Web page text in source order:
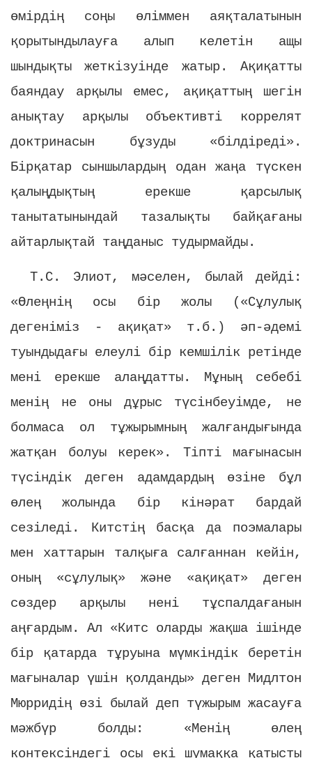
өмірдің соңы өліммен аяқталатынын
қорытындылауға алып келетін ащы
шындықты жеткізуінде жатыр. Ақиқатты
баяндау арқылы емес, ақиқаттың шегін
анықтау арқылы объективті коррелят
доктринасын бұзуды «білдіреді».
Бірқатар сыншылардың одан жаңа түскен
қалыңдықтың ерекше қарсылық
танытатынындай тазалықты байқағаны
айтарлықтай таңданыс тудырмайды.
Т.С. Элиот, мәселен, былай дейді:
«Өлеңнің осы бір жолы («Сұлулық
дегеніміз - ақиқат» т.б.) әп-әдемі
туындыдағы елеулі бір кемшілік ретінде
мені ерекше алаңдатты. Мұның себебі
менің не оны дұрыс түсінбеуімде, не
болмаса ол тұжырымның жалғандығында
жатқан болуы керек». Тіпті мағынасын
түсіндік деген адамдардың өзіне бұл
өлең жолында бір кінәрат бардай
сезіледі. Китстің басқа да поэмалары
мен хаттарын талқыға салғаннан кейін,
оның «сұлулық» және «ақиқат» деген
сөздер арқылы нені тұспалдағанын
аңғардым. Ал «Китс оларды жақша ішінде
бір қатарда тұруына мүмкіндік беретін
мағыналар үшін қолданды» деген Мидлтон
Мюрридің өзі былай деп түжырым жасауға
мәжбүр болды: «Менің өлең
контексіндегі осы екі шумаққа қатысты